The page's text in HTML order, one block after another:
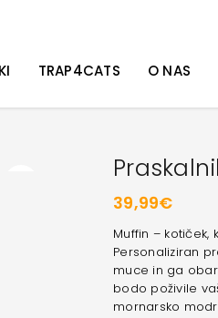
TRAP4CATS O NAS
39,99€
Muffin –
Personaliziran
muce in ga
bodo poživile
mornarsko